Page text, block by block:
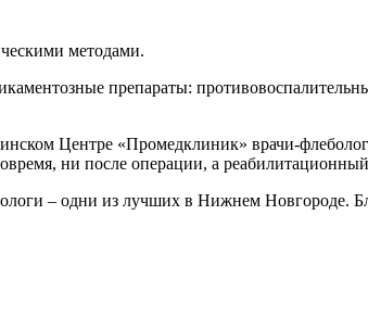
методами.
препараты:
Центре «Промедклиник» врачи-
ни после операции, а реабилитационный
– одни из лучших в Нижнем Новгороде.